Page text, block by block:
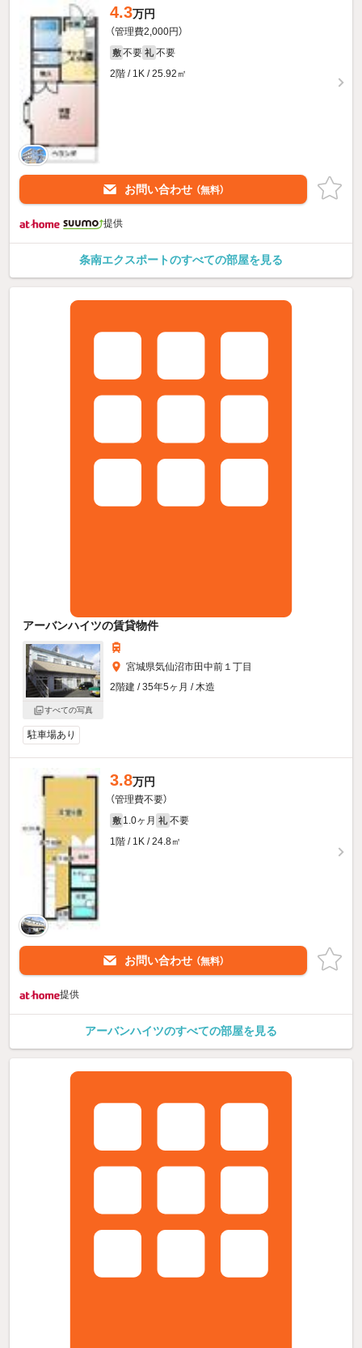
4.3万円
（管理費2,000円）
敷 不要 礼 不要
2階 / 1K / 25.92㎡
お問い合わせ （無料）
提供
条南エクスポートのすべての部屋を見る
アーバンハイツの賃貸物件
すべての写真
宮城県気仙沼市田中前１丁目
2階建 / 35年5ヶ月 / 木造
駐車場あり
3.8万円
（管理費不要）
敷 1.0ヶ月 礼 不要
1階 / 1K / 24.8㎡
お問い合わせ （無料）
提供
アーバンハイツのすべての部屋を見る